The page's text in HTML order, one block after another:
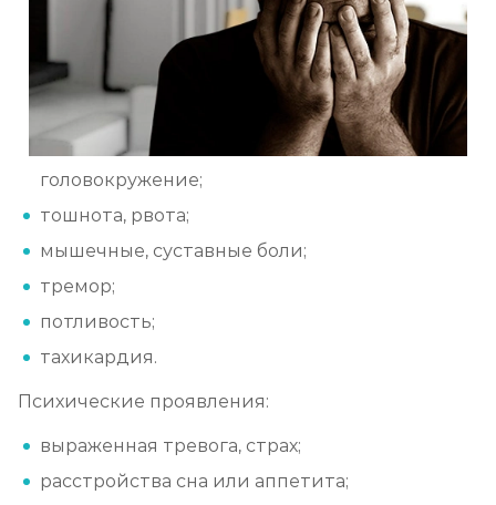
головокружение;
тошнота, рвота;
мышечные, суставные боли;
тремор;
потливость;
тахикардия.
Психические проявления:
выраженная тревога, страх;
расстройства сна или аппетита;